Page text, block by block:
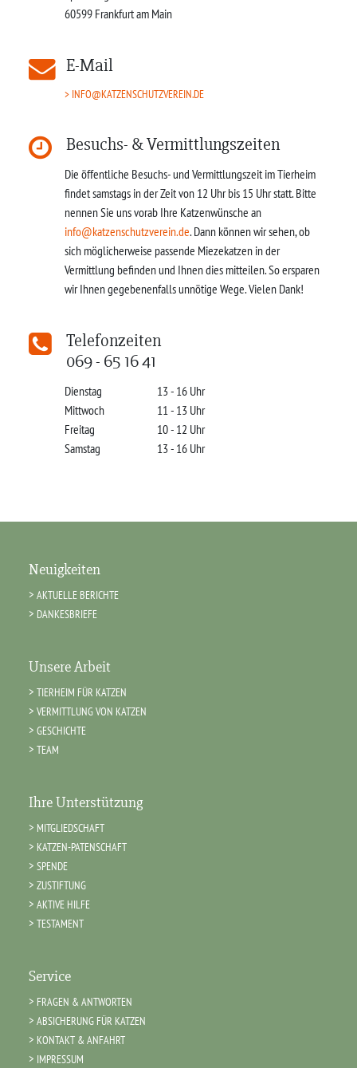
60599 Frankfurt am Main
E-Mail
INFO@KATZENSCHUTZVEREIN.DE
Besuchs- & Vermittlungszeiten
Die öffentliche Besuchs- und Vermittlungszeit im Tierheim
findet samstags in der Zeit von 12 Uhr bis 15 Uhr statt. Bitte
nennen Sie uns vorab Ihre Katzenwünsche an
info@katzenschutzverein.de. Dann können wir sehen, ob
sich möglicherweise passende Miezekatzen in der
Vermittlung befinden und Ihnen dies mitteilen. So ersparen
wir Ihnen gegebenenfalls unnötige Wege. Vielen Dank!
Telefonzeiten
069 - 65 16 41
Dienstag
13 - 16 Uhr
Mittwoch
11 - 13 Uhr
Freitag
10 - 12 Uhr
Samstag
13 - 16 Uhr
Neuigkeiten
AKTUELLE BERICHTE
DANKESBRIEFE
Unsere Arbeit
TIERHEIM FÜR KATZEN
VERMITTLUNG VON KATZEN
GESCHICHTE
TEAM
Ihre Unterstützung
MITGLIEDSCHAFT
KATZEN-PATENSCHAFT
SPENDE
ZUSTIFTUNG
AKTIVE HILFE
TESTAMENT
Service
FRAGEN & ANTWORTEN
ABSICHERUNG FÜR KATZEN
KONTAKT & ANFAHRT
IMPRESSUM